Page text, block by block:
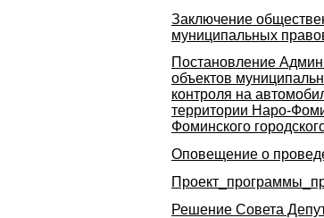
Заключение
муниципальных
Постановление
объектов
контроля на
территории Наро-
Фоминского
Оповещение о
Решение Совета